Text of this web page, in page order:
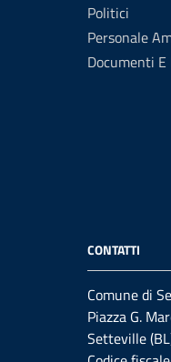
Politici
Personale
Documenti E
CONTATTI
Comune di
Piazza G.
Setteville